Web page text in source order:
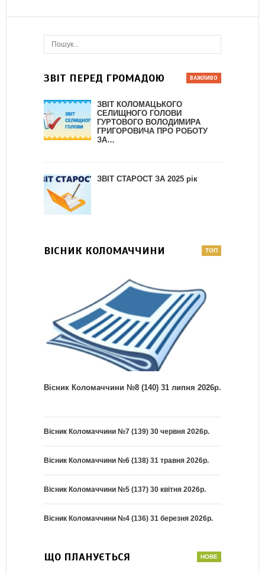
ЗВІТ ПЕРЕД ГРОМАДОЮ
ЗВІТ КОЛОМАЦЬКОГО
СЕЛИЩНОГО ГОЛОВИ
ГУРТОВОГО ВОЛОДИМИРА
ГРИГОРОВИЧА ПРО РОБОТУ
ЗА…
ЗВІТ СТАРОСТ ЗА 2025 рік
ВІСНИК КОЛОМАЧЧИНИ
Вісник Коломаччини №8 (140) 31 липня 2026р.
Вісник Коломаччини №7 (139) 30 червня 2026р.
Вісник Коломаччини №6 (138) 31 травня 2026р.
Вісник Коломаччини №5 (137) 30 квітня 2026р.
Вісник Коломаччини №4 (136) 31 березня 2026р.
ЩО ПЛАНУЄТЬСЯ